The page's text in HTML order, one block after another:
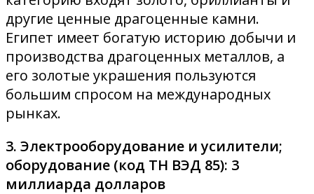
другие ценные драгоценные камни.
Египет имеет богатую историю добычи и
производства драгоценных металлов, а
его золотые украшения пользуются
большим спросом на международных
рынках.
3. Электрооборудование и усилители;
оборудование (код ТН ВЭД 85): 3
миллиарда долларов